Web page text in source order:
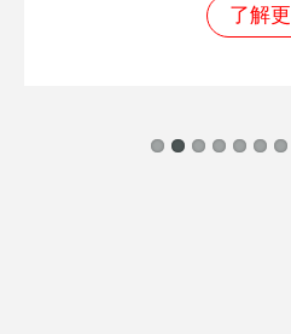
在线预定